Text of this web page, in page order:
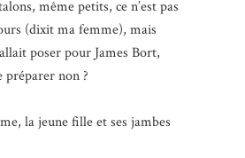
même petits, ce n’est pas
(dixit ma femme), mais
poser pour James Bort,
préparer non ?
la jeune fille et ses jambes